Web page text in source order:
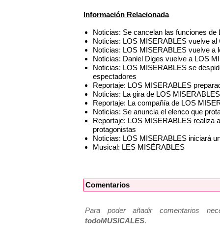
Información Relacionada
Noticias: Se cancelan las funciones
Noticias: LOS MISERABLES vuelve al
Noticias: LOS MISERABLES vuelve a
Noticias: Daniel Diges vuelve a LOS
Noticias: LOS MISERABLES se
espectadores
Reportaje: LOS MISERABLES
Noticias: La gira de LOS
Reportaje: La compañía de LOS
Noticias: Se anuncia el elenco que
Reportaje: LOS MISERABLES realiza
protagonistas
Noticias: LOS MISERABLES iniciará
Musical: LES MISÉRABLES
Comentarios
Para poder añadir comentarios
todoMUSICALES.